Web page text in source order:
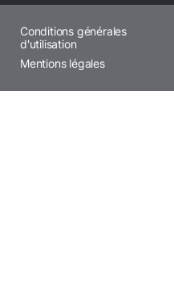
Conditions générales
d'utilisation
Mentions légales